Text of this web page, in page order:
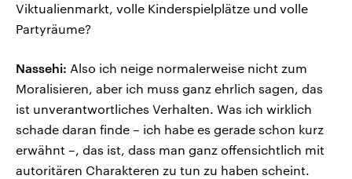
Viktualienmarkt, volle Kinderspielplätze und volle
Partyräume?
Nassehi: Also ich neige normalerweise nicht zum
Moralisieren, aber ich muss ganz ehrlich sagen, das
ist unverantwortliches Verhalten. Was ich wirklich
schade daran finde – ich habe es gerade schon kurz
erwähnt –, das ist, dass man ganz offensichtlich mit
autoritären Charakteren zu tun zu haben scheint.